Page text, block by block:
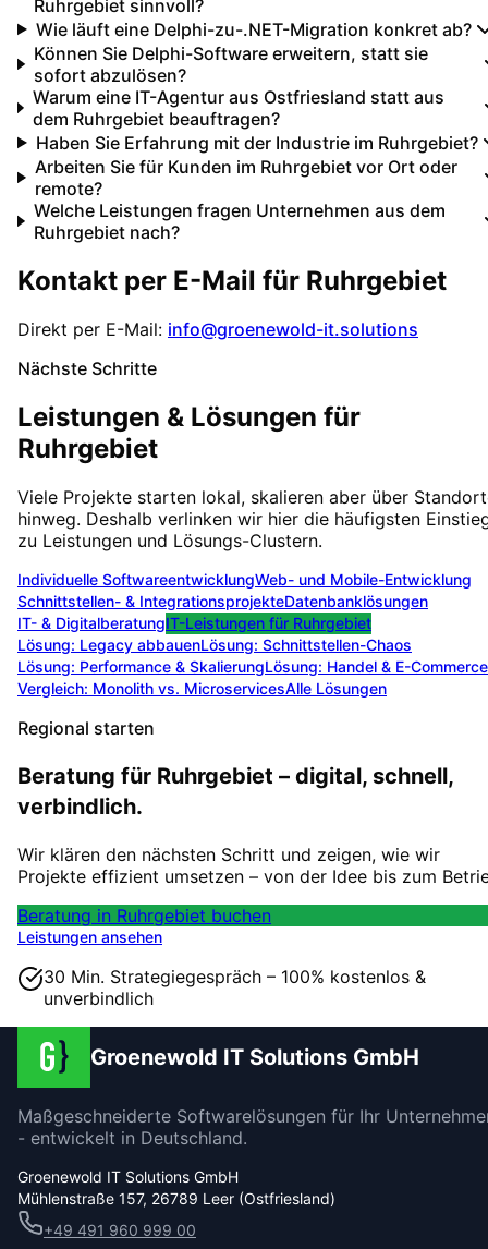
Ruhrgebiet sinnvoll?
Wie läuft eine Delphi-zu-.NET-Migration konkret ab?
Können Sie Delphi-Software erweitern, statt sie
sofort abzulösen?
Warum eine IT-Agentur aus Ostfriesland statt aus
dem Ruhrgebiet beauftragen?
Haben Sie Erfahrung mit der Industrie im Ruhrgebiet?
Arbeiten Sie für Kunden im Ruhrgebiet vor Ort oder
remote?
Welche Leistungen fragen Unternehmen aus dem
Ruhrgebiet nach?
Kontakt per E-Mail für Ruhrgebiet
Direkt per E-Mail: info@groenewold-it.solutions
Nächste Schritte
Leistungen & Lösungen für
Ruhrgebiet
Viele Projekte starten lokal, skalieren aber über
hinweg. Deshalb verlinken wir hier die häufigsten
zu Leistungen und Lösungs-Clustern.
Individuelle SoftwareentwicklungWeb- und Mobile-Entwicklung
Schnittstellen- & IntegrationsprojekteDatenbanklösungen
IT- & DigitalberatungIT-Leistungen für Ruhrgebiet
Lösung: Legacy abbauenLösung: Schnittstellen-Chaos
Lösung: Performance & SkalierungLösung: Handel & E-Commerce
Vergleich: Monolith vs. MicroservicesAlle Lösungen
Regional starten
Beratung für Ruhrgebiet – digital, schnell,
verbindlich.
Wir klären den nächsten Schritt und zeigen, wie wir
Projekte effizient umsetzen – von der Idee bis zum
Beratung in Ruhrgebiet buchen
Leistungen ansehen
30 Min. Strategiegespräch – 100% kostenlos &
unverbindlich
Groenewold IT Solutions GmbH
Maßgeschneiderte Softwarelösungen für Ihr
- entwickelt in Deutschland.
Groenewold IT Solutions GmbH
Mühlenstraße 157, 26789 Leer (Ostfriesland)
+49 491 960 999 00